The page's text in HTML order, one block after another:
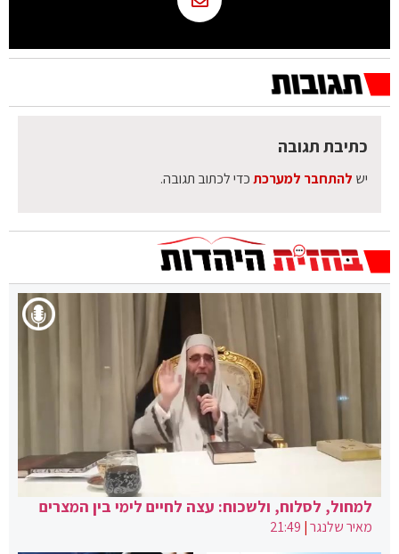
כתיבת תגובה
יש להתחבר למערכתכדי לכתוב תגובה.
למחול, לסלוח, ולשכוח: עצה לחיים לימי בין המצרים
מאיר שלנגר|
21:49